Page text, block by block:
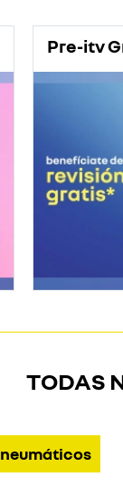
Pre-itv
TODAS
neumáticos